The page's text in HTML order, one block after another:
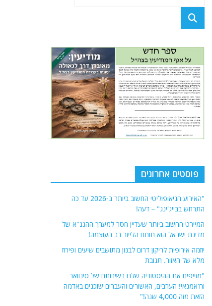
פוסטים אחרונים
"האירוע הגיאופוליטי החשוב ביותר ב-2026 עד כה
התרחש בבייג'ינג" – דעה!
המיירט החשוב ביותר שעדיין חסר למערך ההגנ"א של
מדינת ישראל הוא תותח הלייזר רב העוצמה!
יוזמה אירופית לריקון דרום לבנון מתושבים שיעים ופירוז
מלא של האזור. תגובת
"מזייפים את ההיסטוריה שלנו בשירותם של סינוואר
וח'אמנאי! הערבים, האשורים והעברים שוכנים באדמה
הזאת מזה 4,000 שנה!"